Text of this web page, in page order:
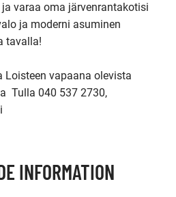
varaa oma järvenrantakotisi
ja moderni asuminen
tavalla!
Loisteen vapaana olevista
Tulla 040 537 2730,
INFORMATION